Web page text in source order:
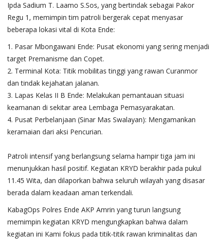
​Ipda Sadium T. Laamo S.Sos, yang bertindak sebagai Pakor
Regu 1, memimpin tim patroli bergerak cepat menyasar
beberapa lokasi vital di Kota Ende:
1. ​Pasar Mbongawani Ende: Pusat ekonomi yang sering menjadi
target Premanisme dan Copet.
2. ​Terminal Kota: Titik mobilitas tinggi yang rawan Curanmor
dan tindak kejahatan jalanan.
3. ​Lapas Kelas II B Ende: Melakukan pemantauan situasi
keamanan di sekitar area Lembaga Pemasyarakatan.
4. ​Pusat Perbelanjaan (Sinar Mas Swalayan): Mengamankan
keramaian dari aksi Pencurian.
​Patroli intensif yang berlangsung selama hampir tiga jam ini
menunjukkan hasil positif. Kegiatan KRYD berakhir pada pukul
11.45 Wita, dan dilaporkan bahwa seluruh wilayah yang disasar
berada dalam keadaan aman terkendali.
KabagOps Polres Ende AKP Amrin yang turun langsung
memimpin kegiatan KRYD mengungkapkan bahwa dalam
kegiatan ini Kami fokus pada titik-titik rawan kriminalitas dan